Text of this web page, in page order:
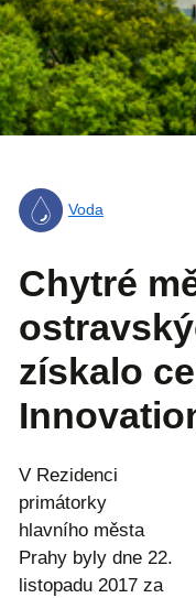
Voda
Chytré
získalo
V Rezidenci
primátorky
hlavního města
Prahy byly dne 22.
listopadu 2017 za